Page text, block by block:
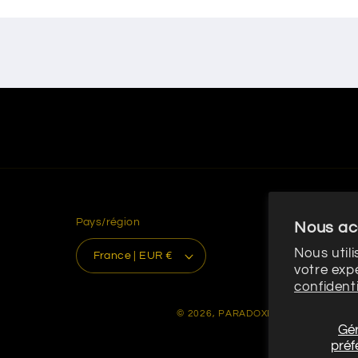
Nous
Nous
votre
Pays/région
France | EUR €
© 2026, PARADOXE